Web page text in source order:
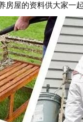
屋的资料供大家一起